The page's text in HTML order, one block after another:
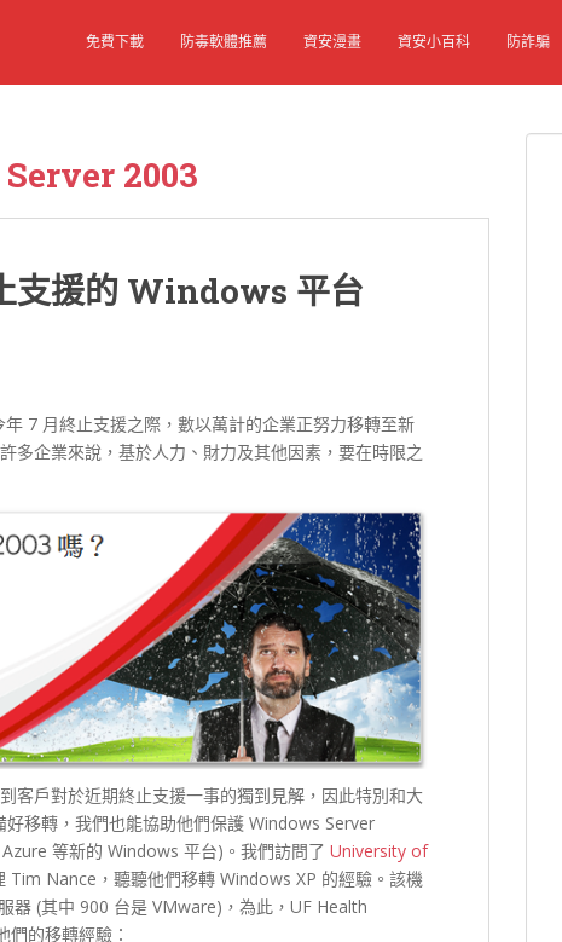
免費下載 防毒軟體推薦 資安漫畫 資安小百科 防詐騙
2003
支援的 Windows 平台
7 月終止支援之際，數以萬計的企業正努力移轉至新
多企業來說，基於人力、財力及其他因素，要在時限之
客戶對於近期終止支援一事的獨到見解，因此特別和大
移轉，我們也能協助他們保護 Windows Server
等新的 Windows 平台)。我們訪問了 University of
Tim Nance，聽聽他們移轉 Windows XP 的經驗。該機
器 (其中 900 台是 VMware)，為此，UF Health
的移轉經驗：